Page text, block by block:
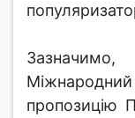
пропозицію